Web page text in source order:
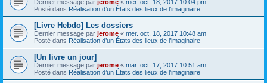
Dernier message par jerome « mer. oct. 18, 2017 10:04 pm
Posté dans Réalisation d’un États des lieux de l’imaginaire
[Livre Hebdo] Les dossiers
Dernier message par jerome « mer. oct. 18, 2017 10:48 am
Posté dans Réalisation d’un États des lieux de l’imaginaire
[Un livre un jour]
Dernier message par jerome « mar. oct. 17, 2017 10:51 am
Posté dans Réalisation d’un États des lieux de l’imaginaire